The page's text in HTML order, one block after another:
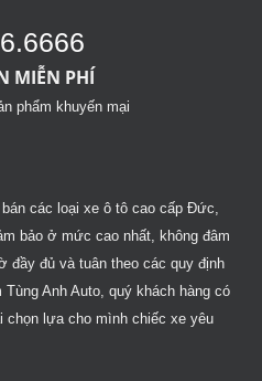
MIỄN PHÍ
phẩm khuyến mại
các loại xe ô tô cao cấp Đức,
bảo ở mức cao nhất, không đâm
đầy đủ và tuân theo các quy định
Anh Auto, quý khách hàng có
chọn lựa cho mình chiếc xe yêu